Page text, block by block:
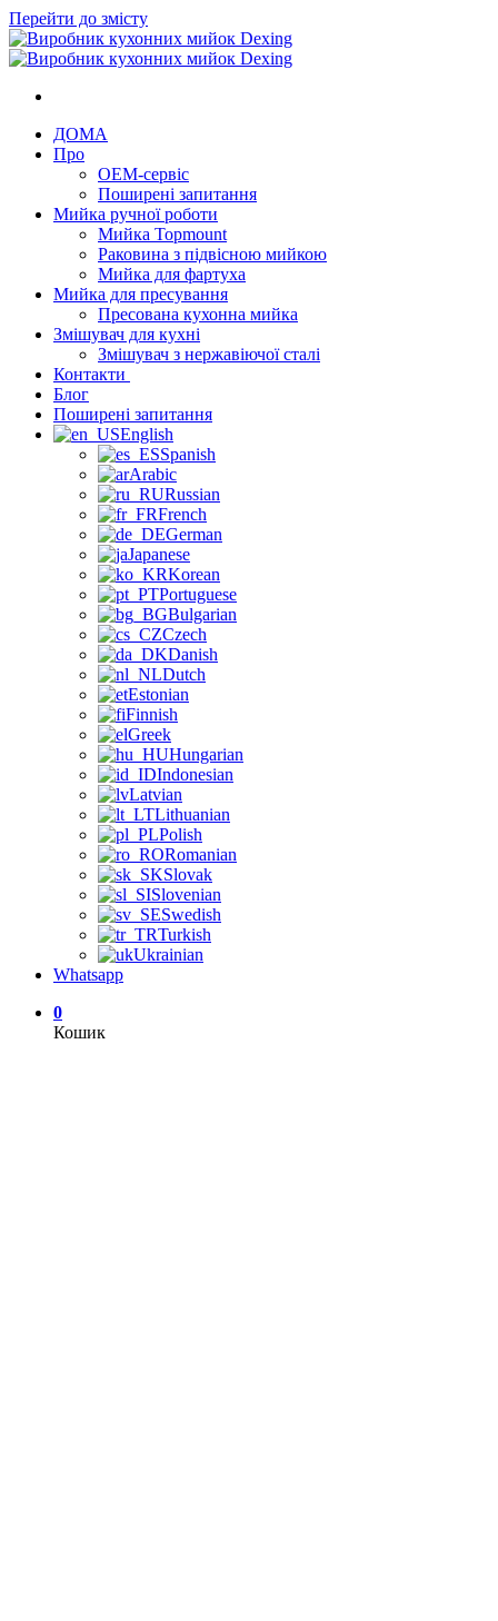
Перейти до змісту
ДОМА
Про
OEM-сервіс
Поширені запитання
Мийка ручної роботи
Мийка Topmount
Раковина з підвісною мийкою
Мийка для фартуха
Мийка для пресування
Пресована кухонна мийка
Змішувач для кухні
Змішувач з нержавіючої сталі
Контакти
Блог
Поширені запитання
English
Spanish
Arabic
Russian
French
German
Japanese
Korean
Portuguese
Bulgarian
Czech
Danish
Dutch
Estonian
Finnish
Greek
Hungarian
Indonesian
Latvian
Lithuanian
Polish
Romanian
Slovak
Slovenian
Swedish
Turkish
Ukrainian
Whatsapp
0
Кошик